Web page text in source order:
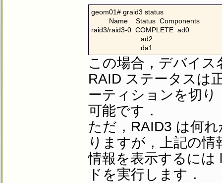
geom01# graid3 status
         Name    Status  Components
raid3/raid3-0  COMPLETE  ad0
                         ad2
                         da1
この場合，デバイ
RAID ステータスは
ーティションを切
可能です．
ただ，RAID3 は何
りますが，上記の
情報を表示するには
ドを実行します．